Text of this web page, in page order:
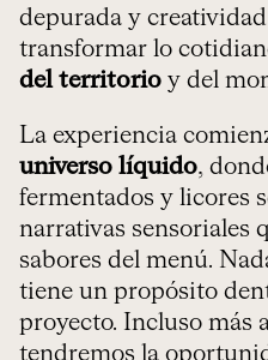
depurada y
transformar lo
del territorio y del
La experiencia
universo líquido,
fermentados y licores
narrativas sensoriales
sabores del menú.
tiene un propósito
proyecto. Incluso más
tendremos la